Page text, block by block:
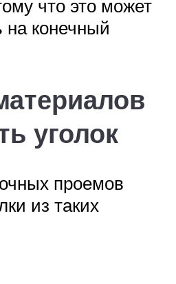
что это может
на конечный
уголок
проемов
из таких